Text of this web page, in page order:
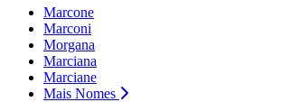
Marcone
Marconi
Morgana
Marciana
Marciane
Mais Nomes